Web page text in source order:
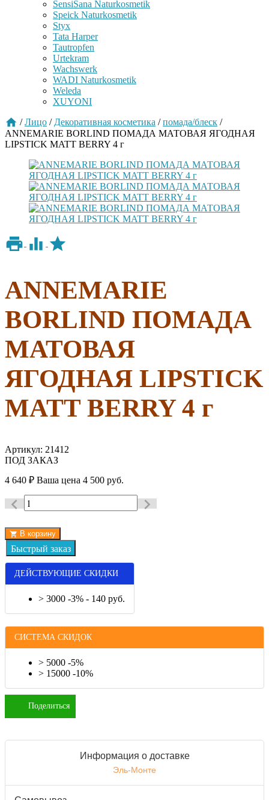
SensiSana Naturkosmetik
Speick Naturkosmetik
Styx
Tata Harper
Tautropfen
Urtekram
Wachswerk
WADI Naturkosmetik
Weleda
XUYONI
/ Лицо / Декоративная косметика / помада/блеск /
ANNEMARIE BORLIND ПОМАДА МАТОВАЯ ЯГОДНАЯ
LIPSTICK MATT BERRY 4 г
ANNEMARIE
BORLIND ПОМАДА
МАТОВАЯ
ЯГОДНАЯ LIPSTICK
MATT BERRY 4 г
Артикул: 21412
ПОД ЗАКАЗ
4 640 ₽ Ваша цена 4 500 руб.
В корзину
ДЕЙСТВУЮЩИЕ СКИДКИ
> 3000 -3% - 140 руб.
СИСТЕМА СКИДОК
> 5000 -5%
> 15000 -10%
Поделиться
Информация о доставке
Эль-Монте